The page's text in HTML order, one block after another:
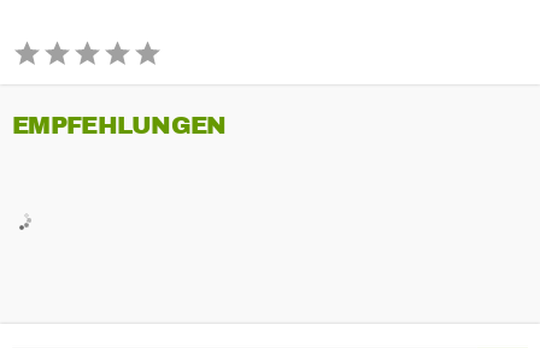
EMPFEHLUNGEN